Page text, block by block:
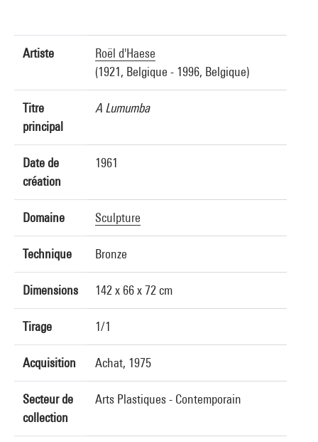
Artiste
Roël d'Haese
(1921, Belgique - 1996, Belgique)
Titre
principal
A Lumumba
Date de
création
1961
Domaine Sculpture
Technique Bronze
Dimensions 142 x 66 x 72 cm
Tirage 1/1
Acquisition Achat, 1975
Secteur de
collection
Arts Plastiques - Contemporain